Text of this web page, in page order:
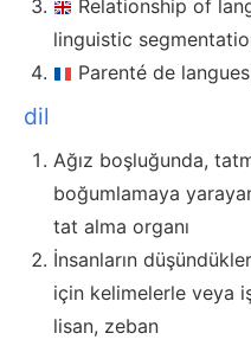
Relationship of
linguistic
Parenté de
dil
Ağız boşluğunda,
boğumlamaya
tat alma organı
İnsanların
için kelimelerle veya
lisan, zeban